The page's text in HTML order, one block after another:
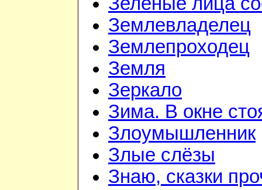
Землевладелец
Землепроходец
Земля
Зеркало
Зима. В окне
Злоумышленник
Злые слёзы
Знаю, сказки